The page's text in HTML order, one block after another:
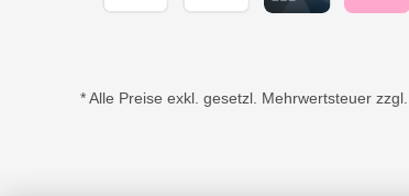
* Alle Preise exkl. gesetzl. Mehrwertsteuer zzgl.